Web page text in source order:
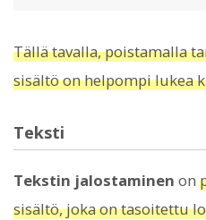
Tällä tavalla, poistamalla
sisältö on helpompi lukea
Teksti
Tekstin jalostaminen on
sisältö, joka on tasoitettu